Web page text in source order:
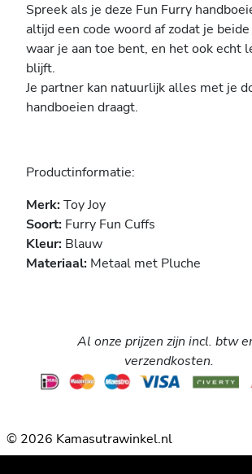
Spreek als je deze Fun Furry
altijd een code woord af zodat je
waar je aan toe bent, en het ook echt
blijft.
Je partner kan natuurlijk alles met je
handboeien draagt.
Productinformatie:
Merk:Toy Joy
Soort: Furry Fun Cuffs
Kleur: Blauw
Materiaal: Metaal met Pluche
Al onze prijzen zijn incl. btw
verzendkosten.
© 2026 Kamasutrawinkel.nl